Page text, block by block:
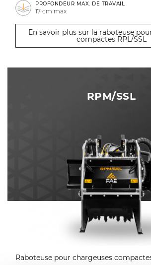
PROFONDEUR MAX. DE TRAVAIL
17 cm max
En savoir plus sur la raboteuse
compactes RPL/SSL
RPM/SSL
Raboteuse pour chargeuses